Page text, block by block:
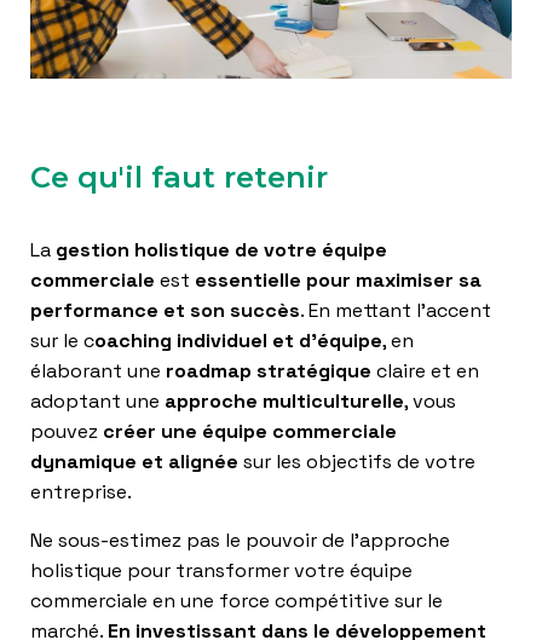
Ce qu'il faut retenir
La gestion holistique de votre équipe
commerciale est essentielle pour maximiser sa
performance et son succès. En mettant l’accent
sur le coaching individuel et d’équipe, en
élaborant une roadmap stratégique claire et en
adoptant une approche multiculturelle, vous
pouvez créer une équipe commerciale
dynamique et alignée sur les objectifs de votre
entreprise.
Ne sous-estimez pas le pouvoir de l’approche
holistique pour transformer votre équipe
commerciale en une force compétitive sur le
marché. En investissant dans le développement